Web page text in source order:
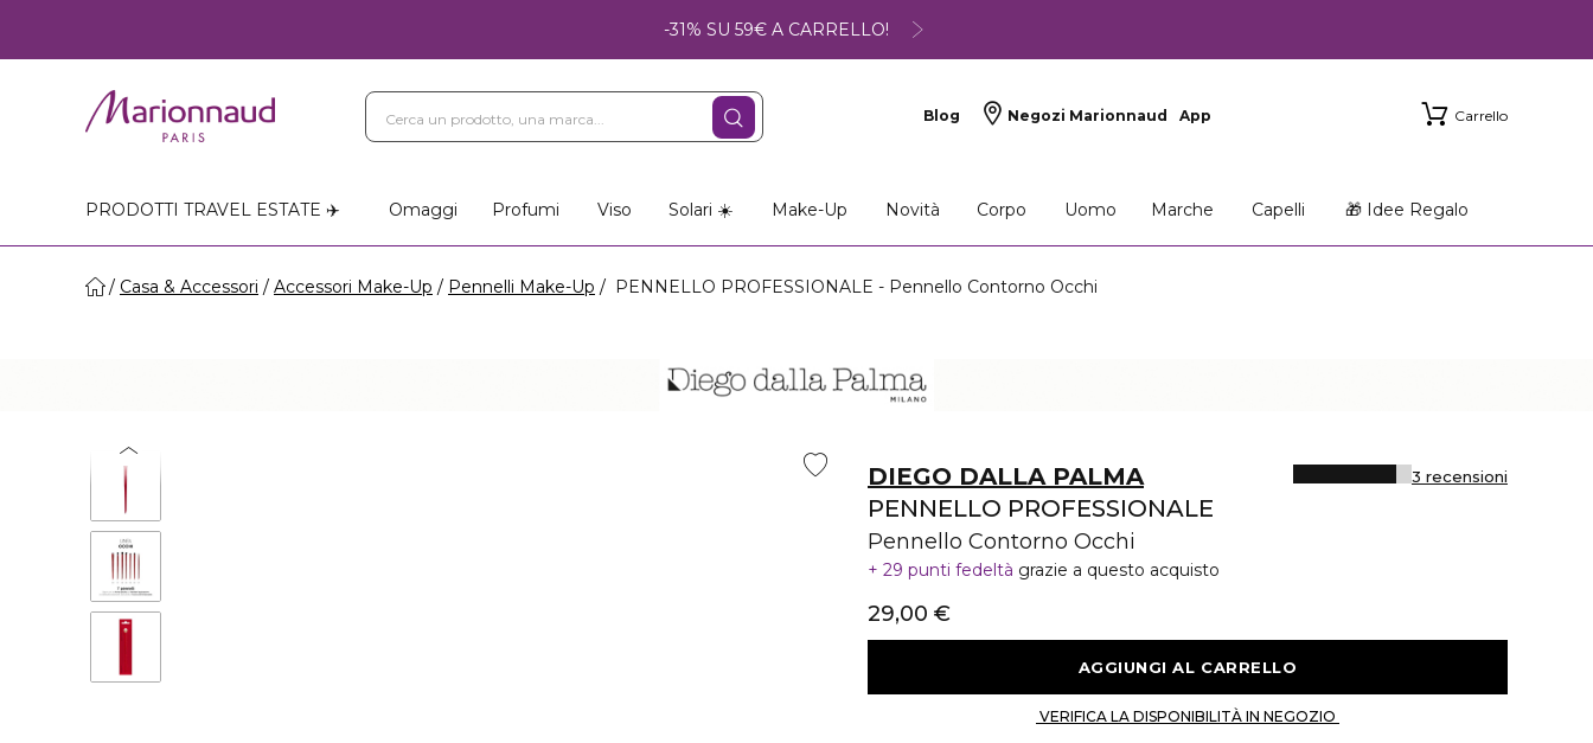
-31% SU 59€ A CARRELLO!
Blog Negozi Marionnaud App Carrello
PRODOTTI TRAVEL ESTATE ✈️ Omaggi Profumi Viso Solari ☀️ Make-Up Novità Corpo Uomo Marche Capelli 🎁 Idee Regalo
Casa & Accessori Accessori Make-Up Pennelli Make-Up PENNELLO PROFESSIONALE - Pennello Contorno Occhi
DIEGO DALLA PALMA
PENNELLO PROFESSIONALE
Pennello Contorno Occhi
3 recensioni
29 punti fedeltà grazie a questo acquisto
29,00 €